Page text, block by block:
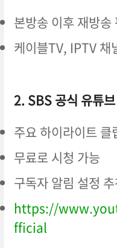
본방송 이후 재방송
케이블TV, IPTV 채
2. SBS 공식 유튜브
주요 하이라이트 클
무료로 시청 가능
구독자 알림 설정
https://
fficial